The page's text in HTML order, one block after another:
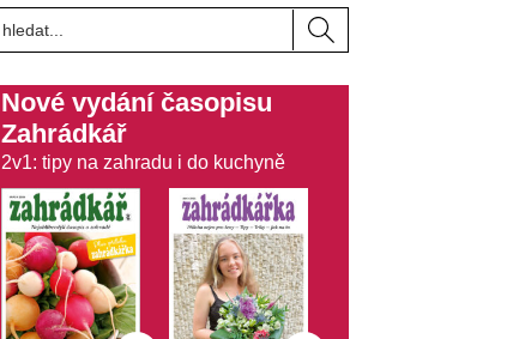
Nové vydání časopisu
Zahrádkář
2v1: tipy na zahradu i do kuchyně